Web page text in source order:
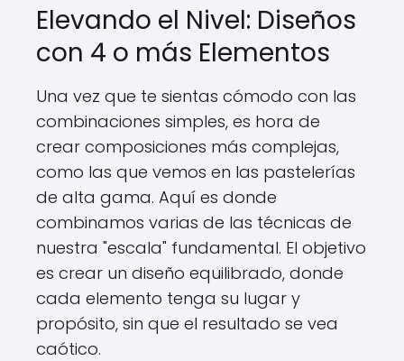
Elevando el Nivel: Diseños
con 4 o más Elementos
Una vez que te sientas cómodo con las
combinaciones simples, es hora de
crear composiciones más complejas,
como las que vemos en las pastelerías
de alta gama. Aquí es donde
combinamos varias de las técnicas de
nuestra "escala" fundamental. El objetivo
es crear un diseño equilibrado, donde
cada elemento tenga su lugar y
propósito, sin que el resultado se vea
caótico.